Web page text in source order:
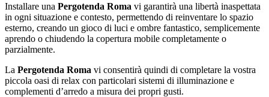
Installare una Pergotenda Roma vi garantirà una libertà inaspettata
in ogni situazione e contesto, permettendo di reinventare lo spazio
esterno, creando un gioco di luci e ombre fantastico, semplicemente
aprendo o chiudendo la copertura mobile completamente o
parzialmente.
La Pergotenda Roma vi consentirà quindi di completare la vostra
piccola oasi di relax con particolari sistemi di illuminazione e
complementi d’arredo a misura dei propri gusti.